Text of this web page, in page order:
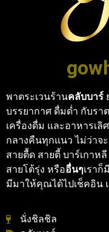
พาตระเวนร้านคลับบาร์
บรรยากาศ ดื่มด่ำ กับร
เครื่องดื่ม และอาหารเ
กลางคืนทุกแนว ไม่ว่าจ
สายตื้ด สายตี้ บาร์เกา
สายโต้รุ่ง หรืออื่นๆเราก็
มีมาให้คุณได้ไปเช็คอิน
นั่งชิลชิล